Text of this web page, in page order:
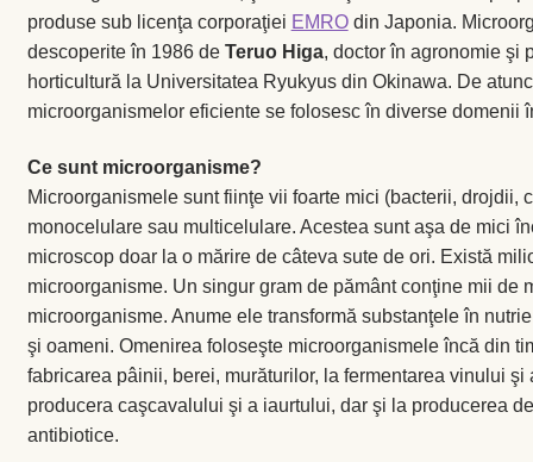
produse sub licenţa corporaţiei EMROdin Japonia.
descoperite în 1986 de Teruo Higa, doctor în agronomie şi
horticultură la Universitatea Ryukyus din Okinawa. De
microorganismelor eficiente se folosesc în diverse domenii
Ce sunt microorganisme?
Microorganismele sunt fiinţe vii foarte mici (bacterii, drojdii,
monocelulare sau multicelulare. Acestea sunt aşa de mici
microscop doar la o mărire de câteva sute de ori. Există
microorganisme. Un singur gram de pământ conţine mii de
microorganisme. Anume ele transformă substanţele în
şi oameni. Omenirea foloseşte microorganismele încă din
fabricarea pâinii, berei, murăturilor, la fermentarea vinului
producera caşcavalului şi a iaurtului, dar şi la producerea
antibiotice.